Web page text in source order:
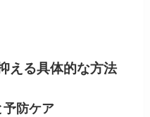
える具体的な方法
予防ケア